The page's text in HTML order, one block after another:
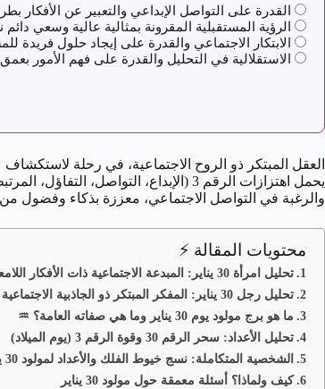
القدرة على التواصل الإبداعي والتعبير عن الأفكار
الرؤية المستقبلية المقرونة بمثالية عالية وسعي
الابتكار الاجتماعي والقدرة على إيجاد حلول فريدة
الاستقلالية في التحليل والقدرة على فهم الأمور
العقل المبتكر ذو الروح الاجتماعية، في رحلة لاستكشاف عالم مولود 30 يناير. هذا
يحمل اهتزازات الرقم 3 (الإبداع،
والرغبة في التواصل الاجتماعي، معززة بذكاء وفضول من
محتويات المقالة ⚡
تحليل امرأة 30 يناير: المبدعة الاجتماعية ذات الأفكار اللامعة ♀️
تحليل رجل 30 يناير: المفكر المبتكر ذو الجاذبية الاجتماعية ♂️
ما هو برج مولود يوم 30 يناير وما هي صفاته العامة؟ ♒️
تحليل الأعداد: سحر الرقم 30 وقوة الرقم 3 (يوم الميلاد)
الشخصية المتكاملة: نسج خيوط الفلك والأعداد لمولود 30 يناير
كيف ولماذا؟ أسئلة معمقة حول مولود 30 يناير